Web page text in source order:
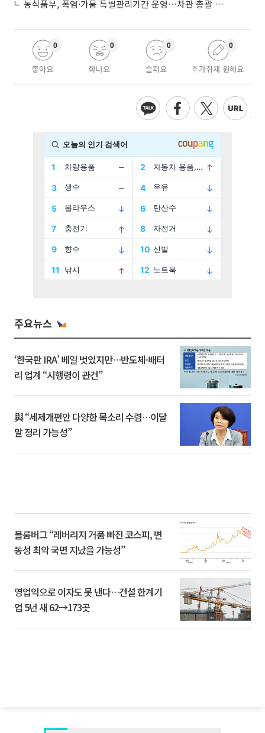
농식품부, 폭염·가뭄 특별관리기간 운영…차관 총괄 대응체계 격상
좋아요
0
화나요
0
슬퍼요
0
추가취재 원해요
0
주요뉴스
‘한국판 IRA’ 베일 벗었지만…반도체·배터
리 업계 “시행령이 관건”
與 “세제개편안 다양한 목소리 수렴…이달
말 정리 가능성”
블룸버그 “레버리지 거품 빠진 코스피, 변
동성 최악 국면 지났을 가능성”
영업익으로 이자도 못 낸다…건설 한계기
업 5년 새 62→173곳